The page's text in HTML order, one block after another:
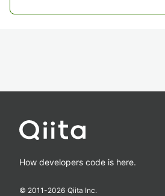
How developers code is here.
© 2011-2026 Qiita Inc.